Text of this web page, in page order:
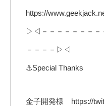
https://
▷◁－－－－－－－－
－－－－▷◁
⚓Special Thanks
金子開発様 https://